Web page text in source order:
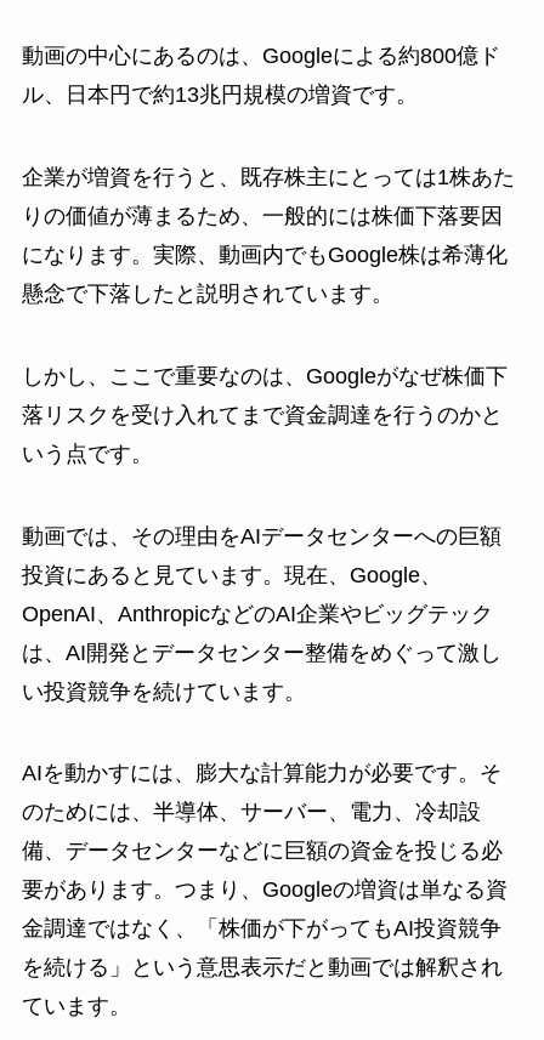
動画の中心にあるのは、Googleによる約800億ド
ル、日本円で約13兆円規模の増資です。
企業が増資を行うと、既存株主にとっては1株あた
りの価値が薄まるため、一般的には株価下落要因
になります。実際、動画内でもGoogle株は希薄化
懸念で下落したと説明されています。
しかし、ここで重要なのは、Googleがなぜ株価下
落リスクを受け入れてまで資金調達を行うのかと
いう点です。
動画では、その理由をAIデータセンターへの巨額
投資にあると見ています。現在、Google、
OpenAI、AnthropicなどのAI企業やビッグテック
は、AI開発とデータセンター整備をめぐって激し
い投資競争を続けています。
AIを動かすには、膨大な計算能力が必要です。そ
のためには、半導体、サーバー、電力、冷却設
備、データセンターなどに巨額の資金を投じる必
要があります。つまり、Googleの増資は単なる資
金調達ではなく、「株価が下がってもAI投資競争
を続ける」という意思表示だと動画では解釈され
ています。